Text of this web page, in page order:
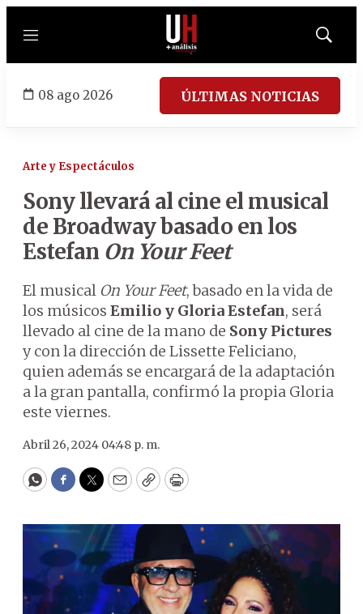
Menú
Mostrar
08 ago 2026 ÚLTIMAS NOTICIAS
Arte y Espectáculos
Sony llevará al cine el musical
de Broadway basado en los
Estefan On Your Feet
El musical On Your Feet, basado en la vida de
los músicos Emilio y Gloria Estefan, será
llevado al cine de la mano de Sony Pictures
y con la dirección de Lissette Feliciano,
quien además se encargará de la adaptación
a la gran pantalla, confirmó la propia Gloria
este viernes.
Abril 26, 2024 04:48 p. m.
WhatsApp
Facebook
Twitter
EmailCopyPrint